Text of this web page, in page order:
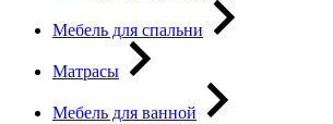
Мебель для спальни
Матрасы
Мебель для ванной